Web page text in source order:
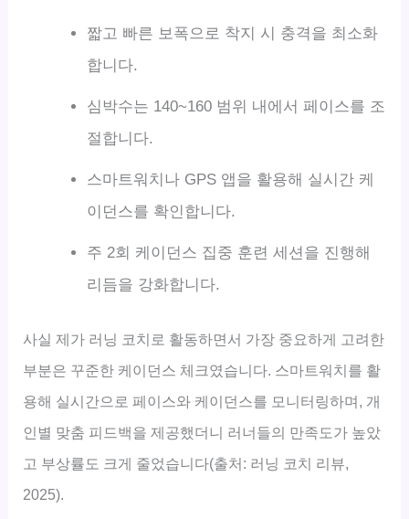
짧고 빠른 보폭으로 착지 시 충격을 최소화
합니다.
심박수는 140~160 범위 내에서 페이스를 조
절합니다.
스마트워치나 GPS 앱을 활용해 실시간 케
이던스를 확인합니다.
주 2회 케이던스 집중 훈련 세션을 진행해
리듬을 강화합니다.
사실 제가 러닝 코치로 활동하면서 가장 중요하게 고려한
부분은 꾸준한 케이던스 체크였습니다. 스마트워치를 활
용해 실시간으로 페이스와 케이던스를 모니터링하며, 개
인별 맞춤 피드백을 제공했더니 러너들의 만족도가 높았
고 부상률도 크게 줄었습니다(출처: 러닝 코치 리뷰,
2025).